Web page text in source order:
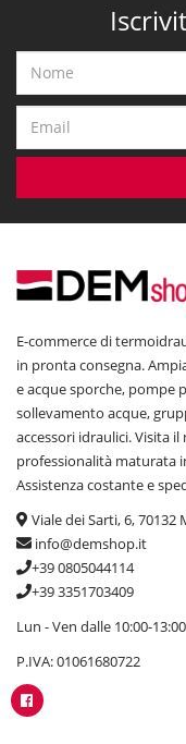
E-commerce di
in pronta consegna.
e acque sporche, pompe
sollevamento acque,
accessori idraulici. Visita
professionalità maturata
Assistenza costante e
Viale dei Sarti, 6, 70132
info@demshop.it
+39 0805044114
+39 3351703409
Lun - Ven dalle 10:00-
P.IVA: 01061680722